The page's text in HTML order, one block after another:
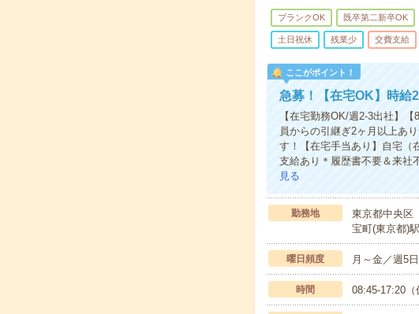
ブランクOK 既卒第二新卒OK
土日祝休 残業少 交費支給
ここがポイント！
急募！【在宅OK】時給
【在宅勤務OK/週2-3出社】
員からの引継ぎ2ヶ月以上あ
す！【在宅手当あり】自宅（
支給あり＊履歴書不要＆来
見る
勤務地
東京都中央区
宝町(東京都)
曜日頻度 月～金／週5日
時間 08:45-17:20（